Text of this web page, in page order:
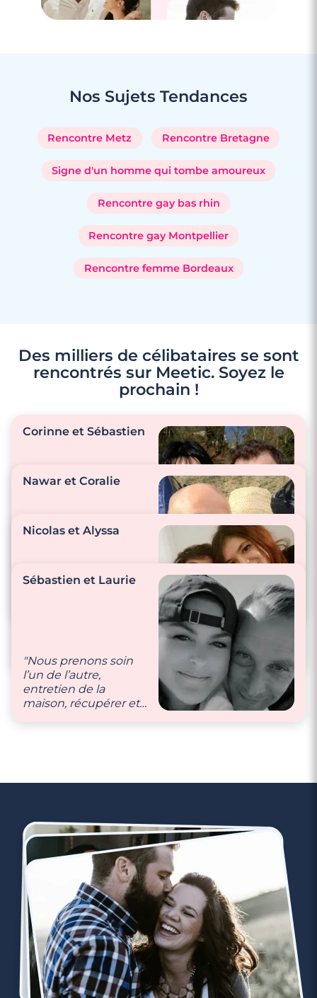
Nos Sujets Tendances
Rencontre Metz Rencontre Bretagne
Signe d'un homme qui tombe amoureux
Rencontre gay bas rhin
Rencontre gay Montpellier
Rencontre femme Bordeaux
Des milliers de célibataires se sont
rencontrés sur Meetic. Soyez le
prochain !
Corinne et Sébastien
"Nous sommes tous
Nawar et Coralie
attentions passent
Nicolas et Alyssa
mignon, à l’écoute !"
Sébastien et Laurie
"Nous prenons soin
l’un de l’autre,
entretien de la
maison, récupérer et